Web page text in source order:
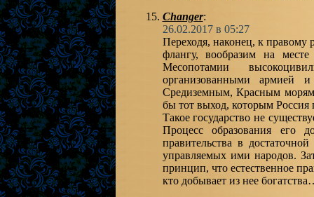
Changer:
26.02.2017 в 05:27
Переходя, наконец, к правому
флангу, вообразим на
Месопотамии
организованными армией
Средиземным, Красным
бы тот выход, которым Россия
Такое государство не
Процесс образования его
правительства в
управляемых ими народов.
принцип, что естественное
кто добывает из нее